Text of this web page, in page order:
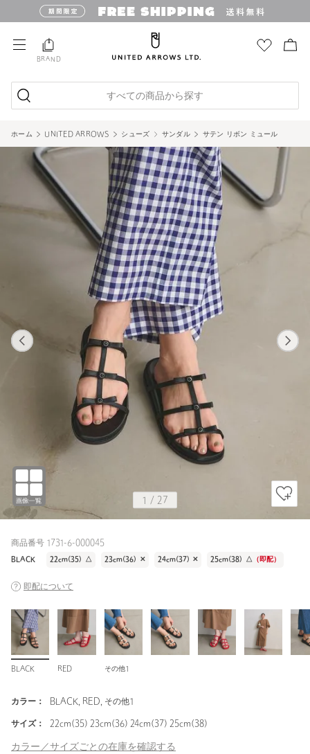
BRAND
すべての商品から探す
ホーム UNITED ARROWS シューズ サンダル サテン リボン ミュール
1 / 27
商品番号 1731-6-000045
BLACK 22cm(35) △ 23cm(36) ✕ 24cm(37) ✕ 25cm(38) △ （即配）
即配について
BLACK RED その他1
カラー： BLACK, RED, その他1
サイズ： 22cm(35) 23cm(36) 24cm(37) 25cm(38)
カラー／サイズごとの在庫を確認する
BLACK